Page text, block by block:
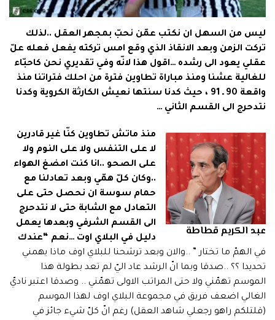
ليس من السهل ان نكتب عمّن نحبّ بمجهر العقل ..لذلك
تركت الزمن وبعد الانقاذ الذي وقع امس تركته يفعل فعله علّ
عقلي يعود الى رشده …اقول هذا لانّه وفي تقديري نحن كاحبّاء
للغالية عشنا ومنذ مباراة تطاوين فترة من احلك فتراتنا منذ
واقعة 90 ـ 91 ، حيث كدنا سنتها نعيش الكارثة الكروية وكدنا
نتدحرج الى القسم الثاني …
عبد الكريم قطاطة
منذ ماتش تطاوين كنّا غير قادرين
لا على التنفس ولا على النوم ولا
على الصحو ..انا كنت امضغ الهواء
..وكان كلّ همّي وبعد تعادلنا مع
حمام سوسة ان نحصل حتى على
التعادل مع الشابة حتى لا نتدحرج
الى القسم الشرفي وبعدها يعمل
دليل في البلاي اوت …نعم “عندك
في الهمّ ما تختار ” ..والان وبعد ترشحنا للبلاي اوف ماذا يهمني
تحديدا ؟؟ ..صدقا وبما انّ الرشد عاد اليّ لم تعد بطولة هذا
الموسم تهمّني ولا حتى المراتب الاولى تهمّني .. وصدقا اعتبر ناديّ
الغالي اضعف فريق في مجموعة البلاي اوف لهذا الموسم
(قلتلكم راهو رجعلي شاهد العقل) رغم انّ كلّ شيء جائز في